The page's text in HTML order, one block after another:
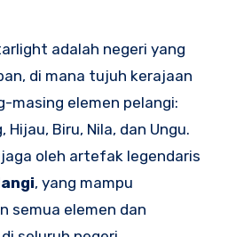
adalah negeri yang
di mana tujuh kerajaan
masing elemen pelangi:
Hijau, Biru, Nila, dan Ungu.
oleh artefak legendaris
, yang mampu
semua elemen dan